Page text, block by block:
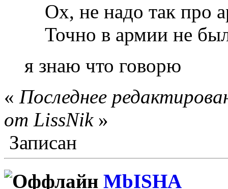
Ох, не надо так про
Точно в армии не
я знаю что говорю
« Последнее
от LissNik »
Записан
MbISHA